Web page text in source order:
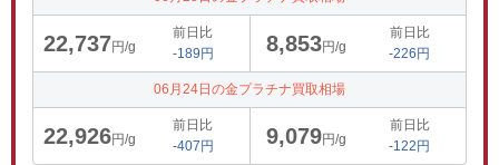
22,737円/g
前日比
-189円
8,853円/g
前日比
-226円
06月24日の金プラチナ買取相場
22,926円/g
前日比
-407円
9,079円/g
前日比
-122円